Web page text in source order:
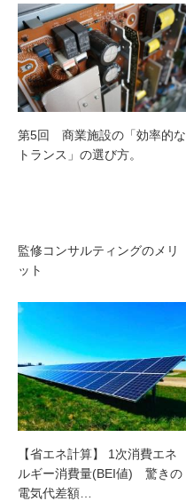
第5回 商業施設の「効率的な
トランス」の選び方。
監修コンサルティングのメリ
ット
【省エネ計算】 1次消費エネ
ルギー消費量(BEI値) 驚きの
電気代差額…